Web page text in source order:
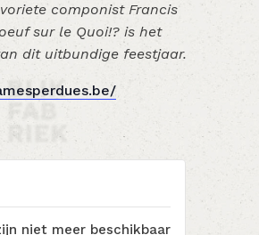
componist Francis
sur le Quoi!? is het
dit uitbundige feestjaar.
niet meer beschikbaar